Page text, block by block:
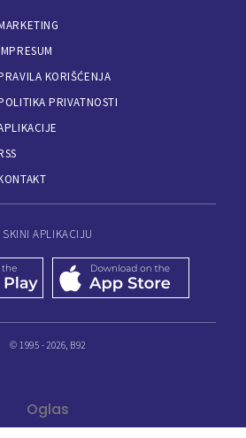
KORIŠĆENJA
PRIVATNOSTI
SKINI APLIKACIJU
© 1995 - 2026, B92